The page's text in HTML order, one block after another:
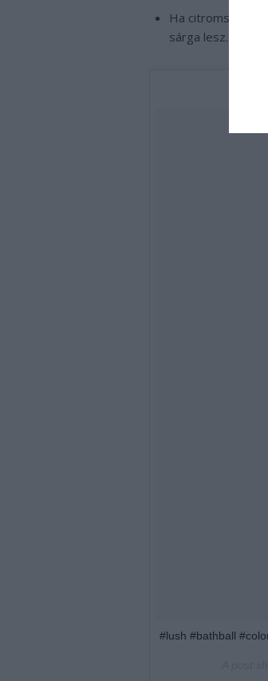
Ha citromsav
sárga lesz.
#lush #bathball